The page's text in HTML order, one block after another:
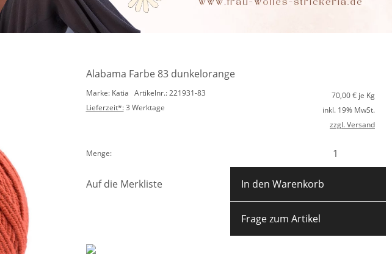
Alabama Farbe 83 dunkelorange
Marke: Katia Artikelnr.: 221931-83
Lieferzeit*:3 Werktage
70,00€ je Kg
inkl. 19% MwSt.
zzgl. Versand
Menge:
Auf die Merkliste In den Warenkorb
Frage zum Artikel